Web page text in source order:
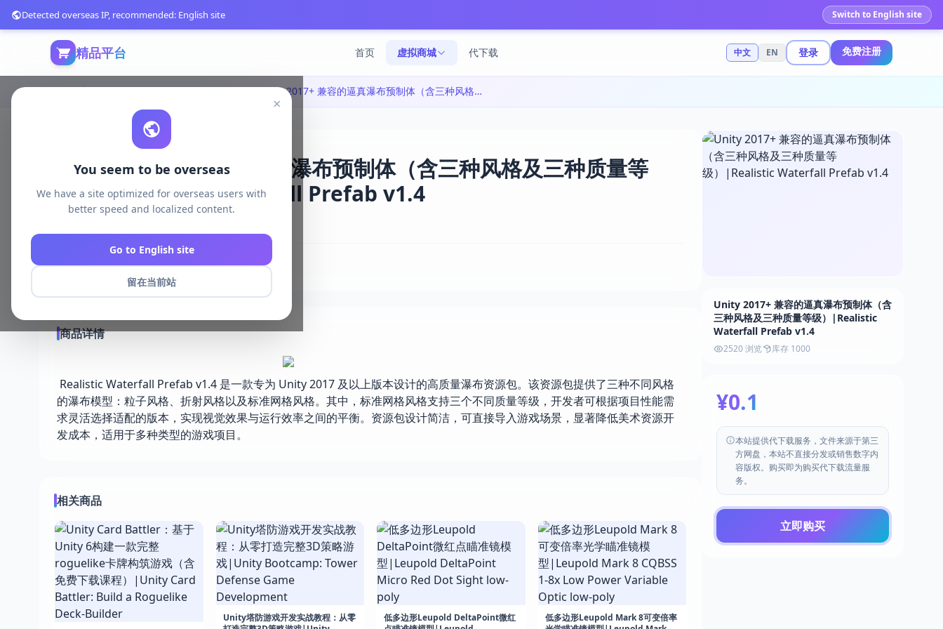
精品平台 首页 虚拟商城 代下载 中文 EN 登录 免费注册
Detected overseas IP, recommended: English site Switch to English site
×
You seem to be overseas
We have a site optimized for overseas users with
better speed and localized content.
Go to English site
留在当前站
首页 游戏开发 unity资源 Unity 3D-Models Unity 2017+ 兼容的逼真瀑布预制体（含三种风格及三种质量等级）|Realistic Waterfall Prefab v1.4
Unity 2017+ 兼容的逼真瀑布预制体（含三种风格及三种质量等
级）|Realistic Waterfall Prefab v1.4
# Unity # 水流 # 预制件 # 优化
商品详情
Realistic Waterfall Prefab v1.4 是一款专为 Unity 2017 及以上版本设计的高质量瀑布资源包。该资源包提供了三种不同风格
的瀑布模型：粒子风格、折射风格以及标准网格风格。其中，标准网格风格支持三个不同质量等级，开发者可根据项目性能需
求灵活选择适配的版本，实现视觉效果与运行效率之间的平衡。资源包设计简洁，可直接导入游戏场景，显著降低美术资源开
发成本，适用于多种类型的游戏项目。
相关商品
Unity塔防游戏开发实战教程：从零
低多边形Leupold DeltaPoint微红
低多边形Leupold Mark 8可变倍率
Unity 2017+ 兼容的逼真瀑布预制体（含
三种风格及三种质量等级）|Realistic
Waterfall Prefab v1.4
2520 浏览 库存 1000
¥0.1
本站提供代下载服务，文件来源于第三
方网盘，本站不直接分发或销售数字内
容版权。购买即为购买代下载流量服
务。
立即购买